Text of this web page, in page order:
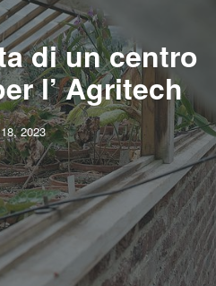
di un centro
l’ Agritech
2023